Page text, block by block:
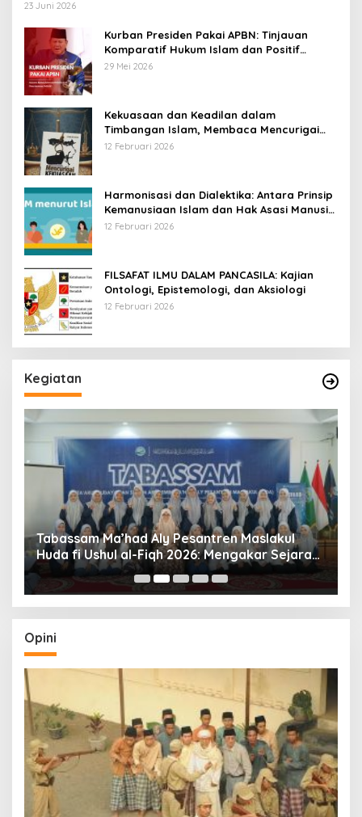
23 Juni 2026
Kurban Presiden Pakai APBN: Tinjauan
Komparatif Hukum Islam dan Positif
Negara
29 Mei 2026
Kekuasaan dan Keadilan dalam
Timbangan Islam, Membaca Mencurigai
Kekuasaan Karya Fitron Nur Iksan
12 Februari 2026
Harmonisasi dan Dialektika: Antara Prinsip
Kemanusiaan Islam dan Hak Asasi Manusia
Universal
12 Februari 2026
FILSAFAT ILMU DALAM PANCASILA: Kajian
Ontologi, Epistemologi, dan Aksiologi
12 Februari 2026
Kegiatan
Tabassam Ma’had Aly Pesantren Maslakul
Huda fi Ushul al-Fiqh 2026: Mengakar Sejarah,
Menjangkau Peradaban”
Opini